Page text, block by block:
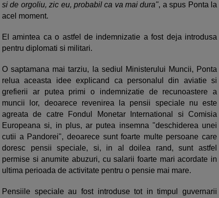
si de orgoliu, zic eu, probabil ca va mai dura", a spus Ponta la
acel moment.
El amintea ca o astfel de indemnizatie a fost deja introdusa
pentru diplomati si militari.
O saptamana mai tarziu, la sediul Ministerului Muncii, Ponta
relua aceasta idee explicand ca personalul din aviatie si
grefierii ar putea primi o indemnizatie de recunoastere a
muncii lor, deoarece revenirea la pensii speciale nu este
agreata de catre Fondul Monetar International si Comisia
Europeana si, in plus, ar putea insemna "deschiderea unei
cutii a Pandorei", deoarece sunt foarte multe persoane care
doresc pensii speciale, si, in al doilea rand, sunt astfel
permise si anumite abuzuri, cu salarii foarte mari acordate in
ultima perioada de activitate pentru o pensie mai mare.
Pensiile speciale au fost introduse tot in timpul guvernarii